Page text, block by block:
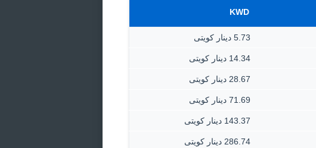
KWD
5.73 دينار كويتى
14.34 دينار كويتى
28.67 دينار كويتى
71.69 دينار كويتى
143.37 دينار كويتى
286.74 دينار كويتى